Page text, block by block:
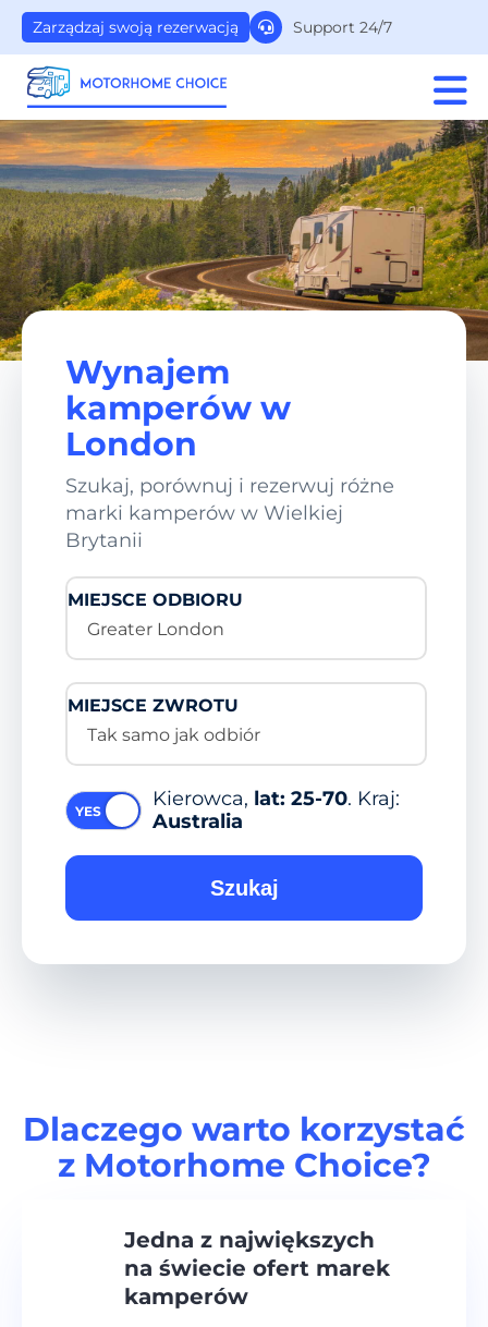
Support 24/7
Zarządzaj swoją rezerwacją
Wynajem
kamperów w
London
Szukaj, porównuj i rezerwuj różne
marki kamperów w Wielkiej
Brytanii
MIEJSCE ODBIORU
Greater London
MIEJSCE ZWROTU
Tak samo jak odbiór
Kierowca, lat: 25-70. Kraj:
Australia
Szukaj
Dlaczego warto korzystać
z Motorhome Choice?
Jedna z największych
na świecie ofert marek
kamperów